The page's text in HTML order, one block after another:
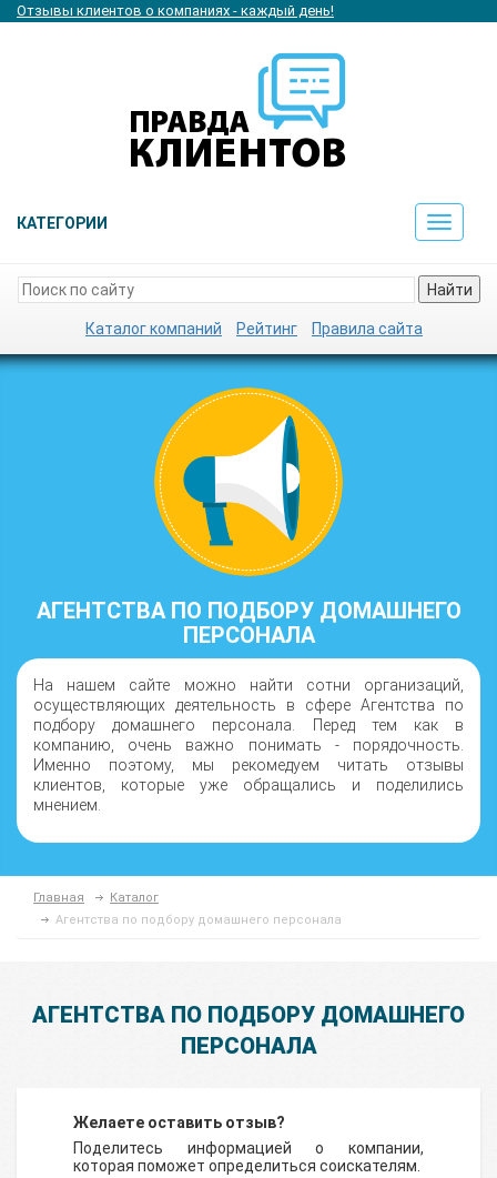
Отзывы клиентов о компаниях - каждый день!
КАТЕГОРИИ
Toggle
Найти
Каталог компаний Рейтинг Правила сайта
АГЕНТСТВА ПО ПОДБОРУ ДОМАШНЕГО
ПЕРСОНАЛА
На нашем сайте можно найти сотни организаций,
осуществляющих деятельность в сфере Агентства по
подбору домашнего персонала. Перед тем как в
компанию, очень важно понимать - порядочность.
Именно поэтому, мы рекомедуем читать отзывы
клиентов, которые уже обращались и поделились
мнением.
Главная
Каталог
Агентства по подбору домашнего персонала
АГЕНТСТВА ПО ПОДБОРУ ДОМАШНЕГО
ПЕРСОНАЛА
Желаете оставить отзыв?
Поделитесь информацией о компании,
которая поможет определиться соискателям.